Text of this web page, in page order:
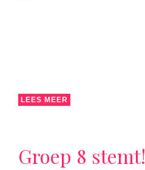
LEES MEER
Groep 8 stemt!